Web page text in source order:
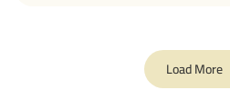
Load More